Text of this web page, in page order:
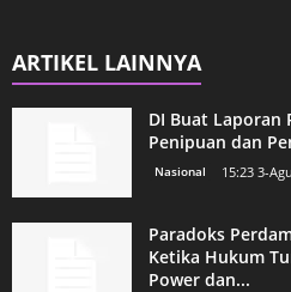
ARTIKEL LAINNYA
DI Buat Laporan
Penipuan dan
Nasional 15:23 3-
Paradoks
Ketika Hukum
Power dan...